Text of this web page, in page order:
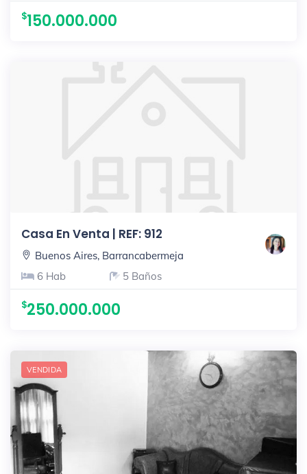
150.000.000
Casa En Venta | REF: 912
Buenos Aires, Barrancabermeja
6 Hab
5 Baños
250.000.000
VENDIDA